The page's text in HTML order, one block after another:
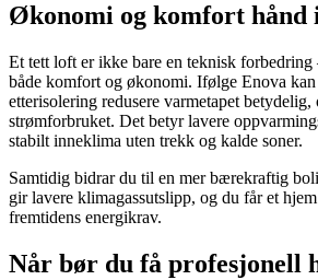
Økonomi og komfort hånd
Et tett loft er ikke bare en teknisk forbedring
både komfort og økonomi. Ifølge Enova
etterisolering redusere varmetapet betydelig,
strømforbruket. Det betyr lavere
stabilt inneklima uten trekk og kalde soner.
Samtidig bidrar du til en mer bærekraftig
gir lavere klimagassutslipp, og du får et
fremtidens energikrav.
Når bør du få profesjonell